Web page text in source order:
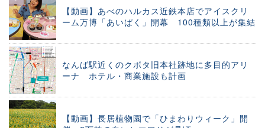
【動画】あべのハルカス近鉄本店でアイスクリ
ーム万博「あいぱく」開幕 100種類以上が集結
なんば駅近くのクボタ旧本社跡地に多目的アリ
ーナ ホテル・商業施設も計画
【動画】長居植物園で「ひまわりウィーク」開